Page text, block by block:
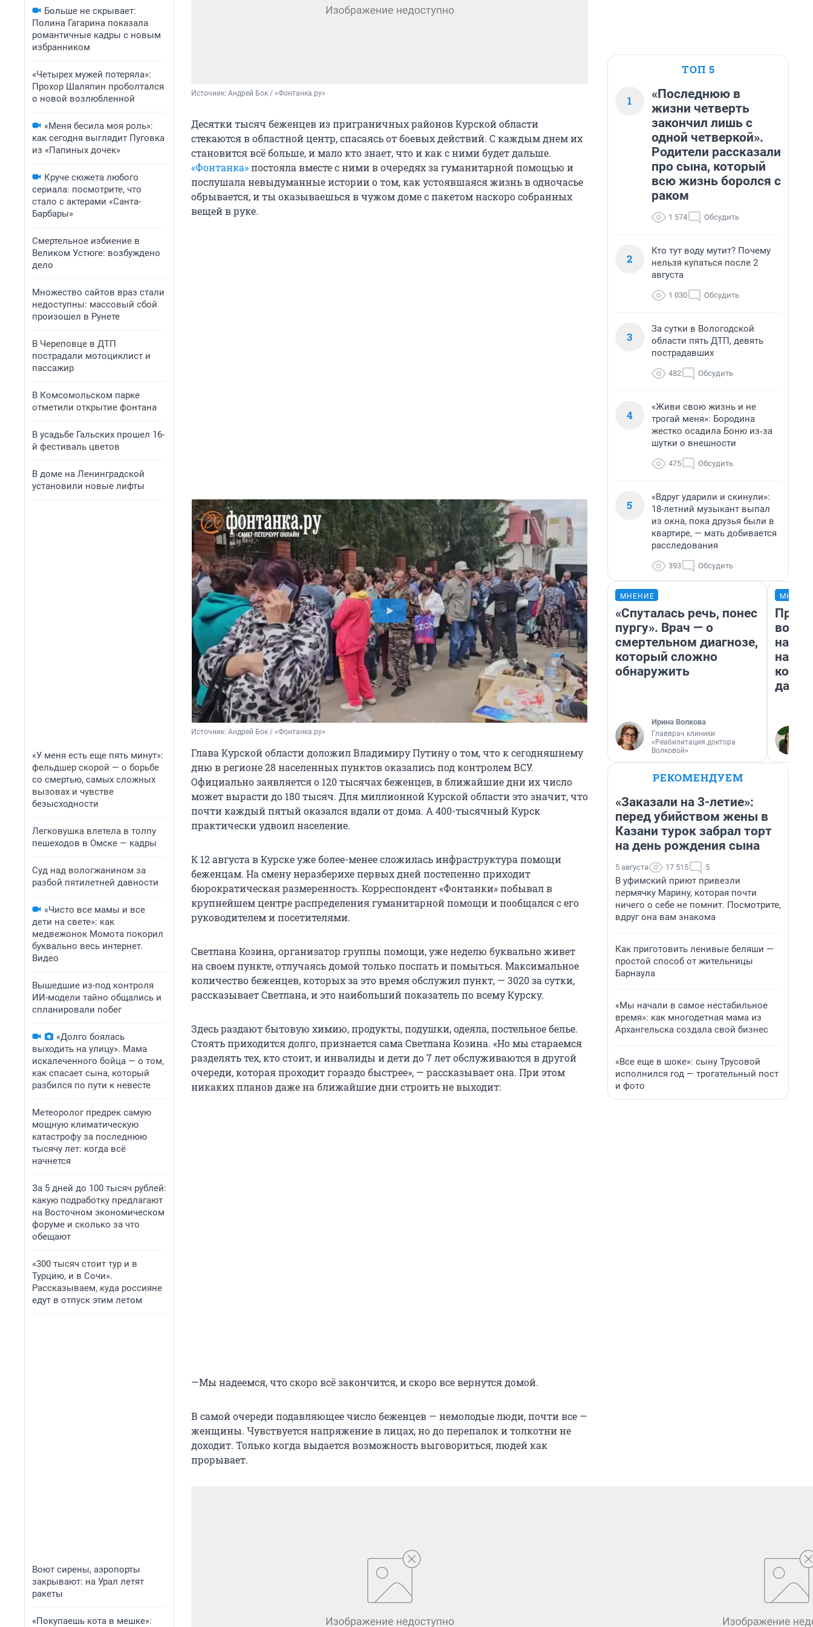
Больше не скрывает:
Полина Гагарина показала
романтичные кадры с новым
избранником
«Четырех мужей потеряла»:
Прохор Шаляпин проболтался
о новой возлюбленной
«Меня бесила моя роль»:
как сегодня выглядит Пуговка
из «Папиных дочек»
Круче сюжета любого
сериала: посмотрите, что
стало с актерами «Санта-
Барбары»
Смертельное избиение в
Великом Устюге: возбуждено
дело
Множество сайтов враз стали
недоступны: массовый сбой
произошел в Рунете
В Череповце в ДТП
пострадали мотоциклист и
пассажир
В Комсомольском парке
отметили открытие фонтана
В усадьбе Гальских прошел 16-
й фестиваль цветов
В доме на Ленинградской
установили новые лифты
«У меня есть еще пять минут»:
фельдшер скорой — о борьбе
со смертью, самых сложных
вызовах и чувстве
безысходности
Легковушка влетела в толпу
пешеходов в Омске — кадры
Суд над вологжанином за
разбой пятилетней давности
«Чисто все мамы и все
дети на свете»: как
медвежонок Момота покорил
буквально весь интернет.
Видео
Вышедшие из-под контроля
ИИ-модели тайно общались и
спланировали побег
«Долго боялась
выходить на улицу». Мама
искалеченного бойца — о том,
как спасает сына, который
разбился по пути к невесте
Метеоролог предрек самую
мощную климатическую
катастрофу за последнюю
тысячу лет: когда всё
начнется
За 5 дней до 100 тысяч рублей:
какую подработку предлагают
на Восточном экономическом
форуме и сколько за что
обещают
«300 тысяч стоит тур и в
Турцию, и в Сочи».
Рассказываем, куда россияне
едут в отпуск этим летом
Воют сирены, аэропорты
закрывают: на Урал летят
ракеты
«Покупаешь кота в мешке»:
Источник: Андрей Бок / «Фонтанка.ру»
Десятки тысяч беженцев из приграничных районов Курской области
стекаются в областной центр, спасаясь от боевых действий. С каждым днем их
становится всё больше, и мало кто знает, что и как с ними будет дальше.
«Фонтанка»постояла вместе с ними в очередях за гуманитарной помощью и
послушала невыдуманные истории о том, как устоявшаяся жизнь в одночасье
обрывается, и ты оказываешься в чужом доме с пакетом наскоро собранных
вещей в руке.
Источник: Андрей Бок / «Фонтанка.ру»
Глава Курской области доложил Владимиру Путину о том, что к сегодняшнему
дню в регионе 28 населенных пунктов оказались под контролем ВСУ.
Официально заявляется о 120 тысячах беженцев, в ближайшие дни их число
может вырасти до 180 тысяч. Для миллионной Курской области это значит, что
почти каждый пятый оказался вдали от дома. А 400-тысячный Курск
практически удвоил население.
К 12 августа в Курске уже более-менее сложилась инфраструктура помощи
беженцам. На смену неразберихе первых дней постепенно приходит
бюрократическая размеренность. Корреспондент «Фонтанки» побывал в
крупнейшем центре распределения гуманитарной помощи и пообщался с его
руководителем и посетителями.
Светлана Козина, организатор группы помощи, уже неделю буквально живет
на своем пункте, отлучаясь домой только поспать и помыться. Максимальное
количество беженцев, которых за это время обслужил пункт, — 3020 за сутки,
рассказывает Светлана, и это наибольший показатель по всему Курску.
Здесь раздают бытовую химию, продукты, подушки, одеяла, постельное белье.
Стоять приходится долго, признается сама Светлана Козина. «Но мы стараемся
разделять тех, кто стоит, и инвалиды и дети до 7 лет обслуживаются в другой
очереди, которая проходит гораздо быстрее», — рассказывает она. При этом
никаких планов даже на ближайшие дни строить не выходит:
—Мы надеемся, что скоро всё закончится, и скоро все вернутся домой.
В самой очереди подавляющее число беженцев — немолодые люди, почти все —
женщины. Чувствуется напряжение в лицах, но до перепалок и толкотни не
доходит. Только когда выдается возможность выговориться, людей как
прорывает.
ТОП 5
1
«Последнюю в
жизни четверть
закончил лишь с
одной четверкой».
Родители рассказали
про сына, который
всю жизнь боролся с
раком
1 574 Обсудить
2
Кто тут воду мутит? Почему
нельзя купаться после 2
августа
1 030 Обсудить
3
За сутки в Вологодской
области пять ДТП, девять
пострадавших
482 Обсудить
4
«Живи свою жизнь и не
трогай меня»: Бородина
жестко осадила Боню из‑за
шутки о внешности
475 Обсудить
5
«Вдруг ударили и скинули»:
18-летний музыкант выпал
из окна, пока друзья были в
квартире, — мать добивается
расследования
393 Обсудить
МНЕНИЕ
«Спуталась речь, понес
пургу». Врач — о
смертельном диагнозе,
который сложно
обнаружить
Ирина Волкова
Главврач клиники
«Реабилитация доктора
Волковой»
нам
даже
РЕКОМЕНДУЕМ
«Заказали на 3-летие»:
перед убийством жены в
Казани турок забрал торт
на день рождения сына
5 августа 17 515 5
В уфимский приют привезли
пермячку Марину, которая почти
ничего о себе не помнит. Посмотрите,
вдруг она вам знакома
Как приготовить ленивые беляши —
простой способ от жительницы
Барнаула
«Мы начали в самое нестабильное
время»: как многодетная мама из
Архангельска создала свой бизнес
«Все еще в шоке»: сыну Трусовой
исполнился год — трогательный пост
и фото